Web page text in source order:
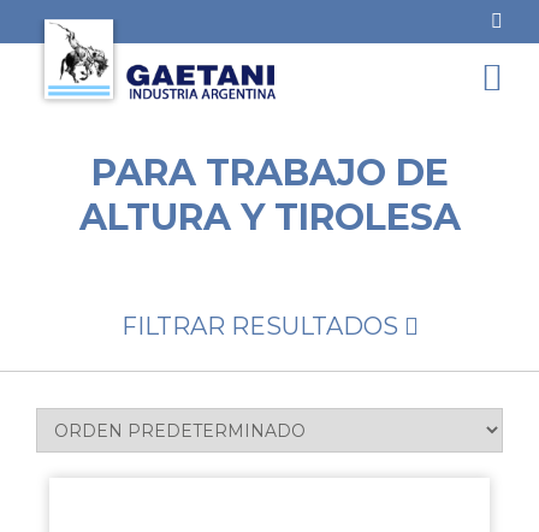
PARA TRABAJO DE
ALTURA Y TIROLESA
FILTRAR RESULTADOS